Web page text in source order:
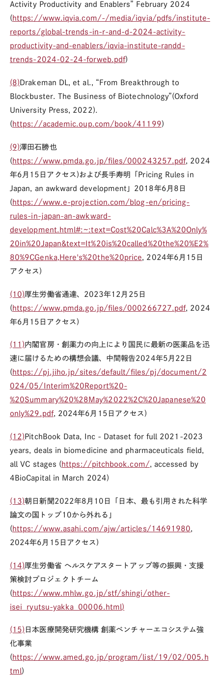
Activity Productivity and Enablers” February 2024
( https://www.iqvia.com/-/media/iqvia/pdfs/institute-
reports/global-trends-in-r-and-d-2024-activity-
productivity-and-enablers/iqvia-institute-randd-
trends-2024-02-24-forweb.pdf)
(8) Drakeman DL, et al., “From Breakthrough to
Blockbuster. The Business of Biotechnology”(Oxford
University Press, 2022).
( https://academic.oup.com/book/41199)
(9)澤田石勝也
( https://www.pmda.go.jp/files/000243257.pdf, 2024
年6月15日アクセス)および長手寿明「Pricing Rules in
Japan, an awkward development」2018年6月8日
( https://www.e-projection.com/blog-en/pricing-
rules-in-japan-an-awkward-
development.html#:~:text=Cost%20Calc%3A%20Only%
20in%20Japan&text=It%20is%20called%20the%20%E2%
80%9CGenka,Here's%20the%20price , 2024年6月15日
アクセス)
(10)厚生労働省通達、2023年12月25日
(https://www.pmda.go.jp/files/000266727.pdf, 2024
年6月15日アクセス)
(11)内閣官房・創薬力の向上により国民に最新の医薬品を迅
速に届けるための構想会議、中間報告2024年5月22日
( https://pj.jiho.jp/sites/default/files/pj/document/2
024/05/Interim%20Report%20-
%20Summary%20%28May%2022%2C%20Japanese%20
only%29.pdf, 2024年6月15日アクセス)
(12) PitchBook Data, Inc - Dataset for full 2021-2023
years, deals in biomedicine and pharmaceuticals field,
all VC stages ( https://pitchbook.com/, accessed
by
4BioCapital
in March 2024)
(13)朝日新聞2022年8月10日「日本、最も引用された科学
論文の国トップ10から外れる」
( https://www.asahi.com/ajw/articles/14691980
2024年6月15日アクセス)
(14)厚生労働省 ヘルスケアスタートアップ等の振興・支援
策検討プロジェクトチーム
(https://www.mhlw.go.jp/stf/shingi/other-
isei_ryutsu-yakka_00006.html)
(15) 日本医療開発研究機構 創薬ベンチャーエコシステム強
化事業
( https://www.amed.go.jp/program/list/19/02/005.h
tml )